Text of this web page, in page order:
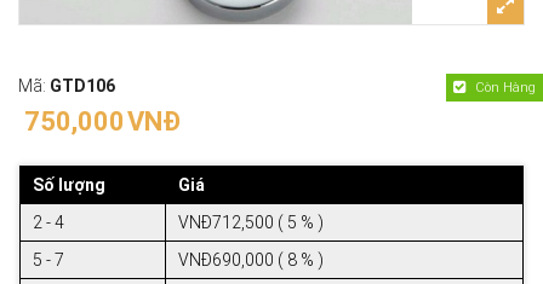
Mã: GTD106
750,000VNĐ
Còn Hàng
Số lượng
Giá
2 - 4
VNĐ712,500 ( 5 % )
5 - 7
VNĐ690,000 ( 8 % )